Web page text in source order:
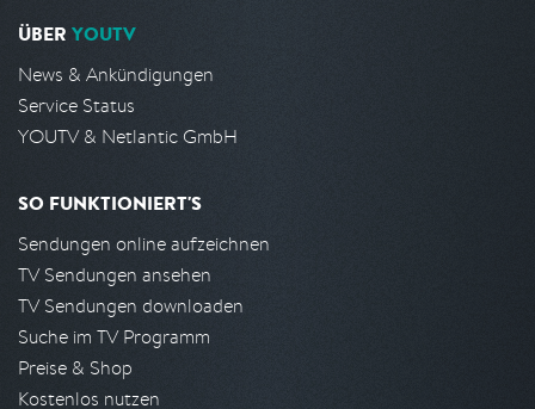
ÜBER YOUTV
News & Ankündigungen
Service Status
YOUTV & Netlantic GmbH
SO FUNKTIONIERT'S
Sendungen online aufzeichnen
TV Sendungen ansehen
TV Sendungen downloaden
Suche im TV Programm
Preise & Shop
Kostenlos nutzen